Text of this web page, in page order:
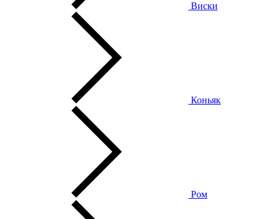
Виски
Коньяк
Ром